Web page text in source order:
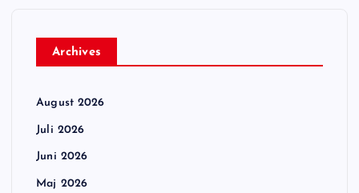
Archives
August 2026
Juli 2026
Juni 2026
Maj 2026